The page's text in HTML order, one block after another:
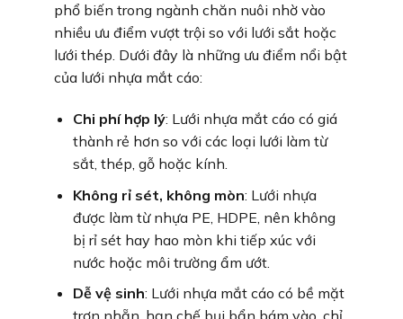
phổ biến trong ngành chăn nuôi nhờ vào
nhiều ưu điểm vượt trội so với lưới sắt hoặc
lưới thép. Dưới đây là những ưu điểm nổi bật
của lưới nhựa mắt cáo:
Chi phí hợp lý: Lưới nhựa mắt cáo có giá
thành rẻ hơn so với các loại lưới làm từ
sắt, thép, gỗ hoặc kính.
Không rỉ sét, không mòn: Lưới nhựa
được làm từ nhựa PE, HDPE, nên không
bị rỉ sét hay hao mòn khi tiếp xúc với
nước hoặc môi trường ẩm ướt.
Dễ vệ sinh: Lưới nhựa mắt cáo có bề mặt